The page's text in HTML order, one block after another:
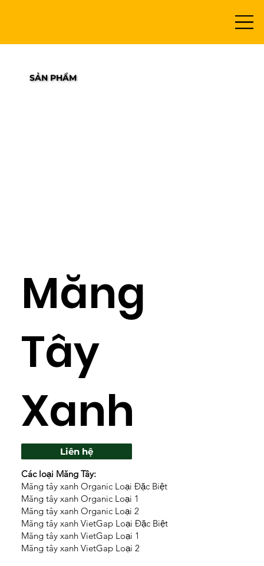
SẢN PHẨM
Măng
Tây
Xanh
Liên hệ
Các loại Măng Tây:
Măng tây xanh Organic Loại Đặc Biệt
Măng tây xanh Organic Loại 1
Măng tây xanh Organic Loại 2
Măng tây xanh VietGap Loại Đặc Biệt
Măng tây xanh VietGap Loại 1
Măng tây xanh VietGap Loại 2